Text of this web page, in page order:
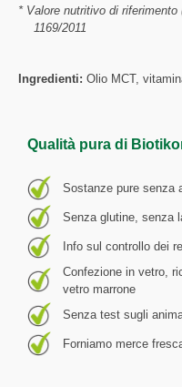
* Valore nutritivo di
1169/2011
Ingredienti: Olio MCT,
Qualità pura di
Sostanze pure senza
Senza glutine, senza
Info sul controllo dei
Confezione in vetro,
vetro marrone
Senza test sugli
Forniamo merce